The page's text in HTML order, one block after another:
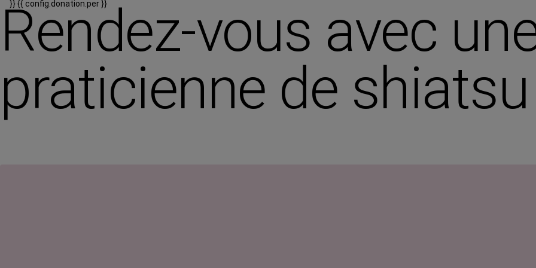
}}{{ config.donation.per }}
Rendez-vous avec
praticienne de shiatsu